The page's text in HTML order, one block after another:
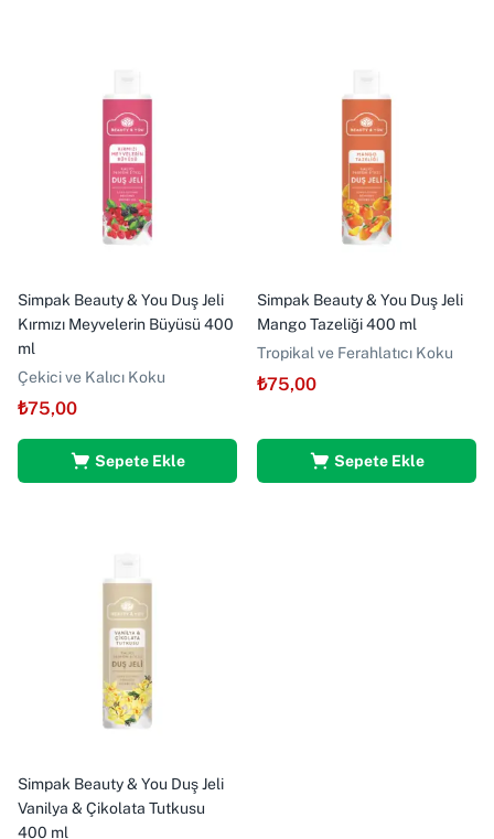
Simpak Beauty & You Duş Jeli
Kırmızı Meyvelerin Büyüsü 400
ml
Çekici ve Kalıcı Koku
₺75,00
Sepete Ekle
Simpak Beauty & You Duş Jeli
Mango Tazeliği 400 ml
Tropikal ve Ferahlatıcı Koku
₺75,00
Sepete Ekle
Simpak Beauty & You Duş Jeli
Vanilya & Çikolata Tutkusu
400 ml